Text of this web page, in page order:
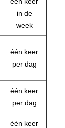
in de
week
één keer
per dag
één keer
per dag
één keer